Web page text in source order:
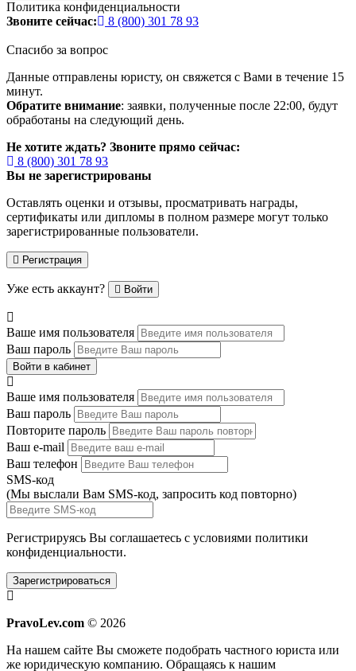
Политика конфиденциальности
Звоните сейчас:
8 (800) 301 78 93
Спасибо за вопрос
Данные отправлены юристу, он свяжется с Вами в течение 15
минут.
Обратите внимание: заявки, полученные после 22:00, будут
обработаны на следующий день.
Не хотите ждать? Звоните прямо сейчас:
8 (800) 301 78 93
Вы не зарегистрированы
Оставлять оценки и отзывы, просматривать награды,
сертификаты или дипломы в полном размере могут только
зарегистрированные пользователи.
Регистрация
Уже есть аккаунт? Войти
Ваше имя пользователя
Ваш пароль
Войти в кабинет
Ваше имя пользователя
Ваш пароль
Повторите пароль
Ваш e-mail
Ваш телефон
SMS-код
(Мы выслали Вам SMS-код, запросить код повторно)
Регистрируясь Вы соглашаетесь с условиями политики
конфиденциальности.
Зарегистрироваться
PravoLev.com © 2026
На нашем сайте Вы сможете подобрать частного юриста или
же юридическую компанию. Обращаясь к нашим